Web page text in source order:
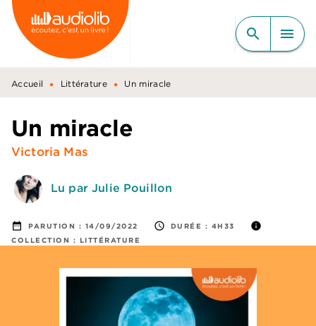
MENU RECHERCHE
CONTENU
PIED DE PAGE
search menu
Accueil • Littérature • Un miracle
Un miracle
Victoria Mas
Lu par Julie Pouillon
date_range PARUTION : 14/09/2022 access_time DURÉE : 4H33 info
COLLECTION : LITTÉRATURE